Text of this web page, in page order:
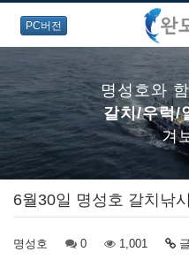
PC버전
명성호와
갈치/우럭/
겨
명성호와
갈치/우럭/
6월30일 명성호 갈치낚
명성호 0 1,001